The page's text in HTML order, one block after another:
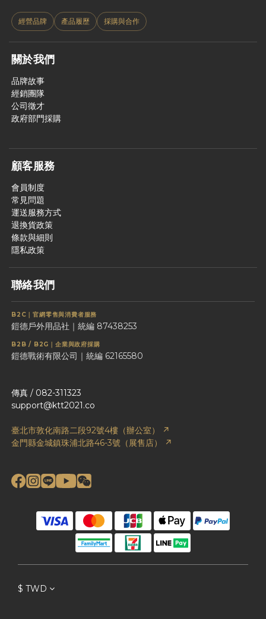
經營品牌 產品履歷 採購與合作
關於我們
品牌故事
經銷團隊
公司徵才
政府部門採購
顧客服務
會員制度
常見問題
運送服務方式
退換貨政策
條款與細則
隱私政策
聯絡我們
B2C｜官網零售與消費者服務
鎧德戶外用品社｜統編 87438253
B2B / B2G｜企業與政府採購
鎧德戰術有限公司｜統編 62165580
傳真 / 082-311323
support@ktt2021.co
臺北市敦化南路二段92號4樓（辦公室） ↗
金門縣金城鎮珠浦北路46-3號（展售店） ↗
$ TWD